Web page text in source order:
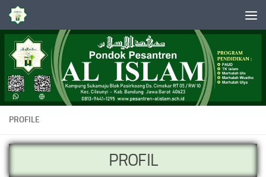
Skip to content
PROFILE
PROFIL